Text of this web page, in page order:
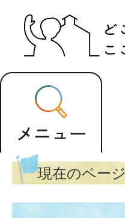
現在のページ